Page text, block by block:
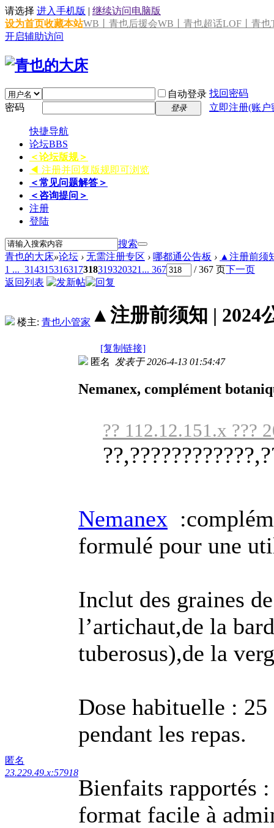
请选择 进入手机版 | 继续访问电脑版
设为首页收藏本站WB丨青也后援会WB丨青也超话LOF丨青也
开启辅助访问
自动登录 找回密码
密码
登录 立即注册(账
快捷导航
论坛BBS
＜论坛版规＞
◀ 注册并回复版规即可浏览
＜常见问题解答＞
＜咨询提问＞
注册
登陆
搜索
青也的大床»论坛 › 无需注册专区 › 哪都通公告板 › ▲注册前须
1 ... 314315316317318319320321 ... 367 / 367 页下一页
返回列表
楼主: 青也小管家 ▲注册前须知 | 2024
[复制链接]
匿名
23.229.49.x:57918
匿名 发表于 2026-4-13 01:54:47
Nemanex, complément
?? 112.12.151.x ???
Nemanex
formulé pour une
Inclut des graines
l’artichaut,de la
tuberosus),de la
Dose habituelle :
pendant les repas.
Bienfaits rapportés
format facile à